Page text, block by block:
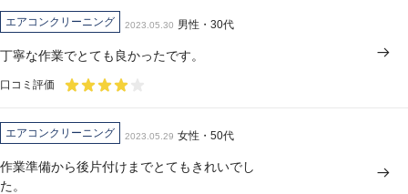
エアコンクリーニング 2023.05.30 男性・30代
丁寧な作業でとても良かったです。
口コミ評価
エアコンクリーニング 2023.05.29 女性・50代
作業準備から後片付けまでとてもきれいでし
た。